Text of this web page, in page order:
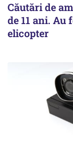
Căutări de
de 11 ani.
elicopter